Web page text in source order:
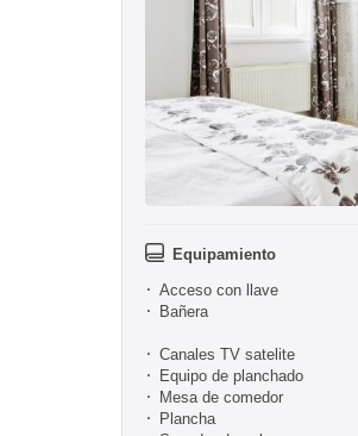
Equipamiento
Acceso con llave
Bañera
Canales TV satelite
Equipo de planchado
Mesa de comedor
Plancha